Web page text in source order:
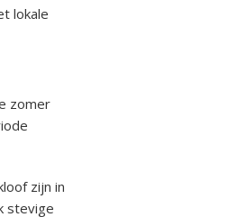
lokale
zomer
zijn in
stevige